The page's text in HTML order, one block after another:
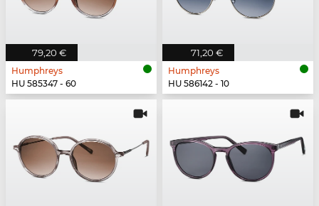
79,20 €
Humphreys
HU 585347 - 60
71,20 €
Humphreys
HU 586142 - 10